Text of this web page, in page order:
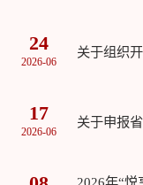
24
2026-06
关于组织
17
2026-06
关于申报
2026年“